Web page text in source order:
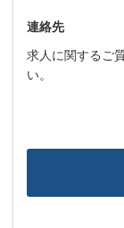
連絡先
求人に関するご
い。